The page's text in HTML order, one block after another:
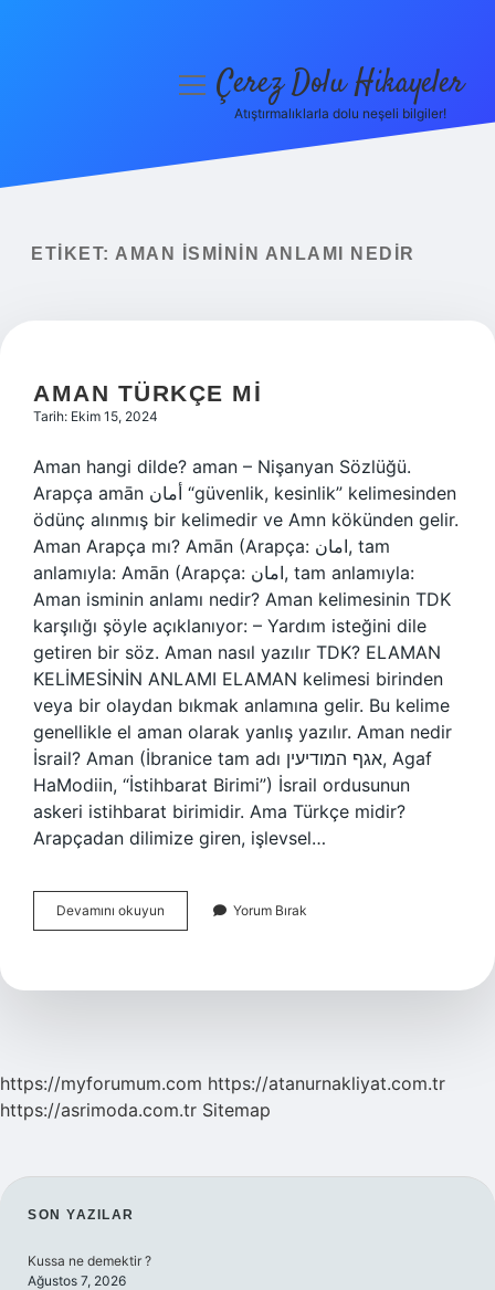
Yasal Uyarı
menüyüÇerez Dolu Hikayeler
Atıştırmalıklarla dolu neşeli bilgiler!
ETIKET: AMAN ISMININ ANLAMI NEDIR
AMAN TÜRKÇE MI
Tarih: Ekim 15, 2024
Aman hangi dilde? aman – Nişanyan Sözlüğü.
Arapça amān أمان “güvenlik, kesinlik” kelimesinden
ödünç alınmış bir kelimedir ve Amn kökünden gelir.
Aman Arapça mı? Amān (Arapça: امان‎, tam
anlamıyla: Amān (Arapça: امان‎, tam anlamıyla:
Aman isminin anlamı nedir? Aman kelimesinin TDK
karşılığı şöyle açıklanıyor: – Yardım isteğini dile
getiren bir söz. Aman nasıl yazılır TDK? ELAMAN
KELİMESİNİN ANLAMI ELAMAN kelimesi birinden
veya bir olaydan bıkmak anlamına gelir. Bu kelime
genellikle el aman olarak yanlış yazılır. Aman nedir
İsrail? Aman (İbranice tam adı אגף המודיעין‎, Agaf
HaModiin, “İstihbarat Birimi”) İsrail ordusunun
askeri istihbarat birimidir. Ama Türkçe midir?
Arapçadan dilimize giren, işlevsel…
Devamını okuyun
Türkçe
Yorum Bırak
https://myforumum.com https://atanurnakliyat.com.tr
https://asrimoda.com.tr Sitemap
SIDEBAR
SON YAZILAR
Kussa ne demektir ?
Ağustos 7, 2026